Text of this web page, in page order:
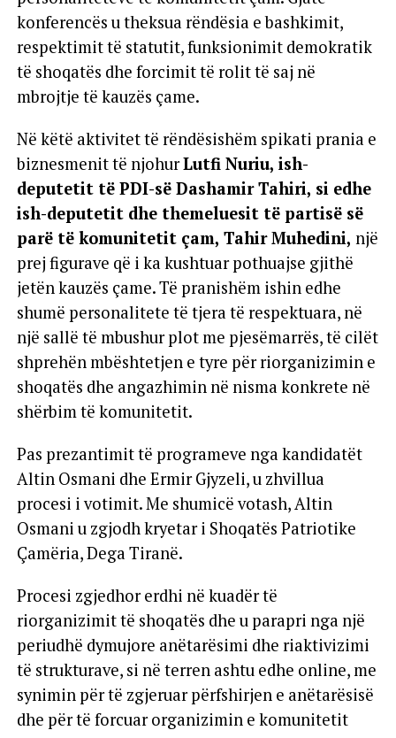
konferencës u theksua rëndësia e bashkimit,
respektimit të statutit, funksionimit demokratik
të shoqatës dhe forcimit të rolit të saj në
mbrojtje të kauzës çame.
Në këtë aktivitet të rëndësishëm spikati prania e
biznesmenit të njohurLutfi Nuriu, ish-
deputetit të PDI-së Dashamir Tahiri, si edhe
ish-deputetit dhe themeluesit të partisë së
parë të komunitetit çam, Tahir Muhedini, një
prej figurave që i ka kushtuar pothuajse gjithë
jetën kauzës çame. Të pranishëm ishin edhe
shumë personalitete të tjera të respektuara, në
një sallë të mbushur plot me pjesëmarrës, të cilët
shprehën mbështetjen e tyre për riorganizimin e
shoqatës dhe angazhimin në nisma konkrete në
shërbim të komunitetit.
Pas prezantimit të programeve nga kandidatët
Altin Osmani dhe Ermir Gjyzeli, u zhvillua
procesi i votimit. Me shumicë votash, Altin
Osmani u zgjodh kryetar i Shoqatës Patriotike
Çamëria, Dega Tiranë.
Procesi zgjedhor erdhi në kuadër të
riorganizimit të shoqatës dhe u parapri nga një
periudhë dymujore anëtarësimi dhe riaktivizimi
të strukturave, si në terren ashtu edhe online, me
synimin për të zgjeruar përfshirjen e anëtarësisë
dhe për të forcuar organizimin e komunitetit